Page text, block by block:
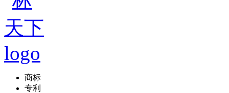
商标
专利